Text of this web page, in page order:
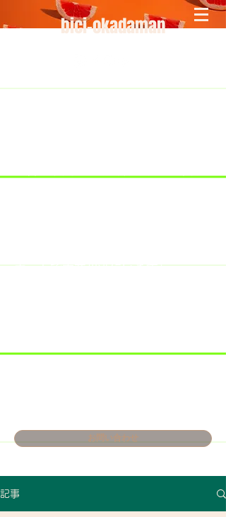
bici-okadaman
ポートで大井川港にいます）
お問い合わせ
記事